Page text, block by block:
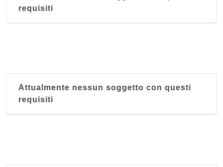
requisiti
Attualmente nessun soggetto con questi
requisiti